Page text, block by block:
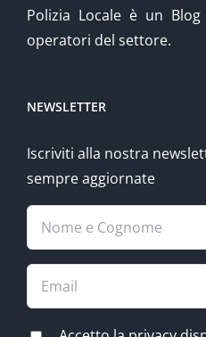
Polizia Locale è un
operatori del settore.
NEWSLETTER
Iscriviti alla nostra
sempre aggiornate